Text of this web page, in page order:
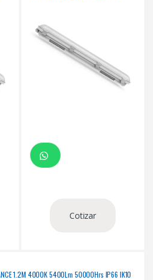
Cotizar
1.2M 4000K 5400Lm 50000Hrs IP66 IK10